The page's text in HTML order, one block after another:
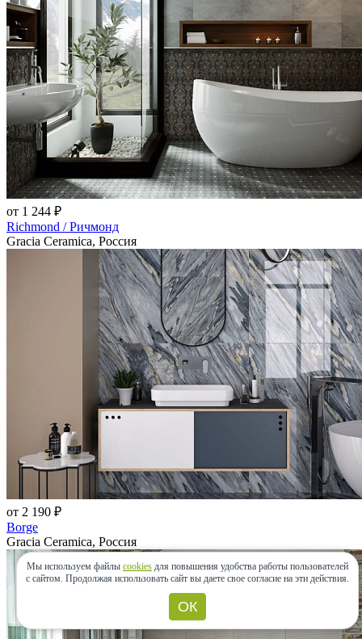
от 1 244 ₽
Richmond / Ричмонд
Gracia Ceramica, Россия
от 2 190 ₽
Borge
Gracia Ceramica, Россия
Мы используем файлы cookies для повышения удобства работы пользователей
с сайтом. Продолжая использовать сайт вы даете свое согласие на эти действия.
ОК